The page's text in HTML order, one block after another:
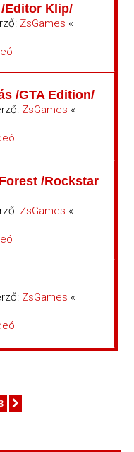
/Editor Klip/
ZsGames «
/GTA Edition/
ZsGames «
/Rockstar
ZsGames «
ZsGames «